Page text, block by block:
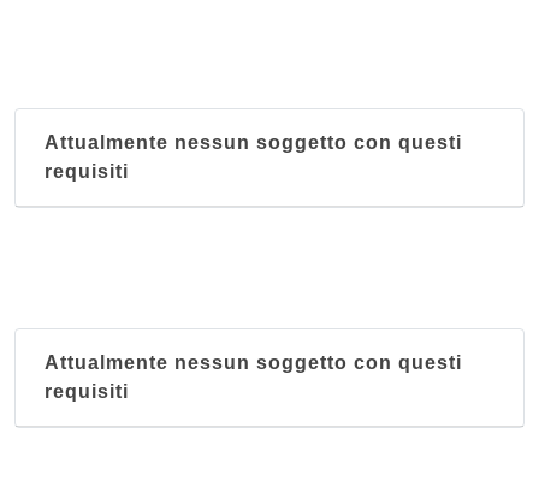
Attualmente nessun soggetto con questi
requisiti
Attualmente nessun soggetto con questi
requisiti